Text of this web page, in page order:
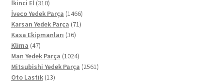
İkinci El 310310
ürün
İveco Yedek Parça 14661466
ürün
Karsan Yedek Parça 7171
Kasa Ekipmanları 3636
Klima 4747
ürün
Man Yedek Parça 10241024
ürün
Mitsubishi Yedek Parça 25612561
Oto Lastik 1313